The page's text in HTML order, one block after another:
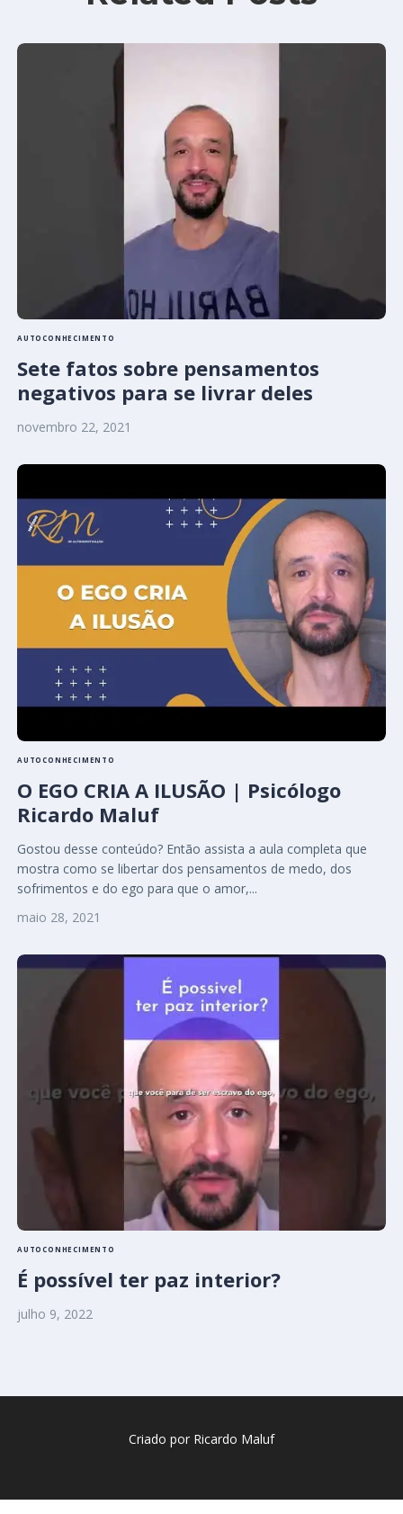
AUTOCONHECIMENTO
Sete fatos sobre pensamentos
negativos para se livrar deles
novembro 22, 2021
AUTOCONHECIMENTO
O EGO CRIA A ILUSÃO | Psicólogo
Ricardo Maluf
Gostou desse conteúdo? Então assista a aula completa que
mostra como se libertar dos pensamentos de medo, dos
sofrimentos e do ego para que o amor,...
maio 28, 2021
AUTOCONHECIMENTO
É possível ter paz interior?
julho 9, 2022
Criado por Ricardo Maluf